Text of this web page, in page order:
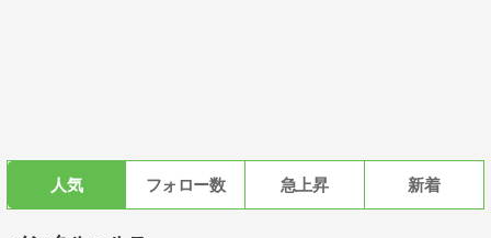
人気 フォロー数 急上昇 新着